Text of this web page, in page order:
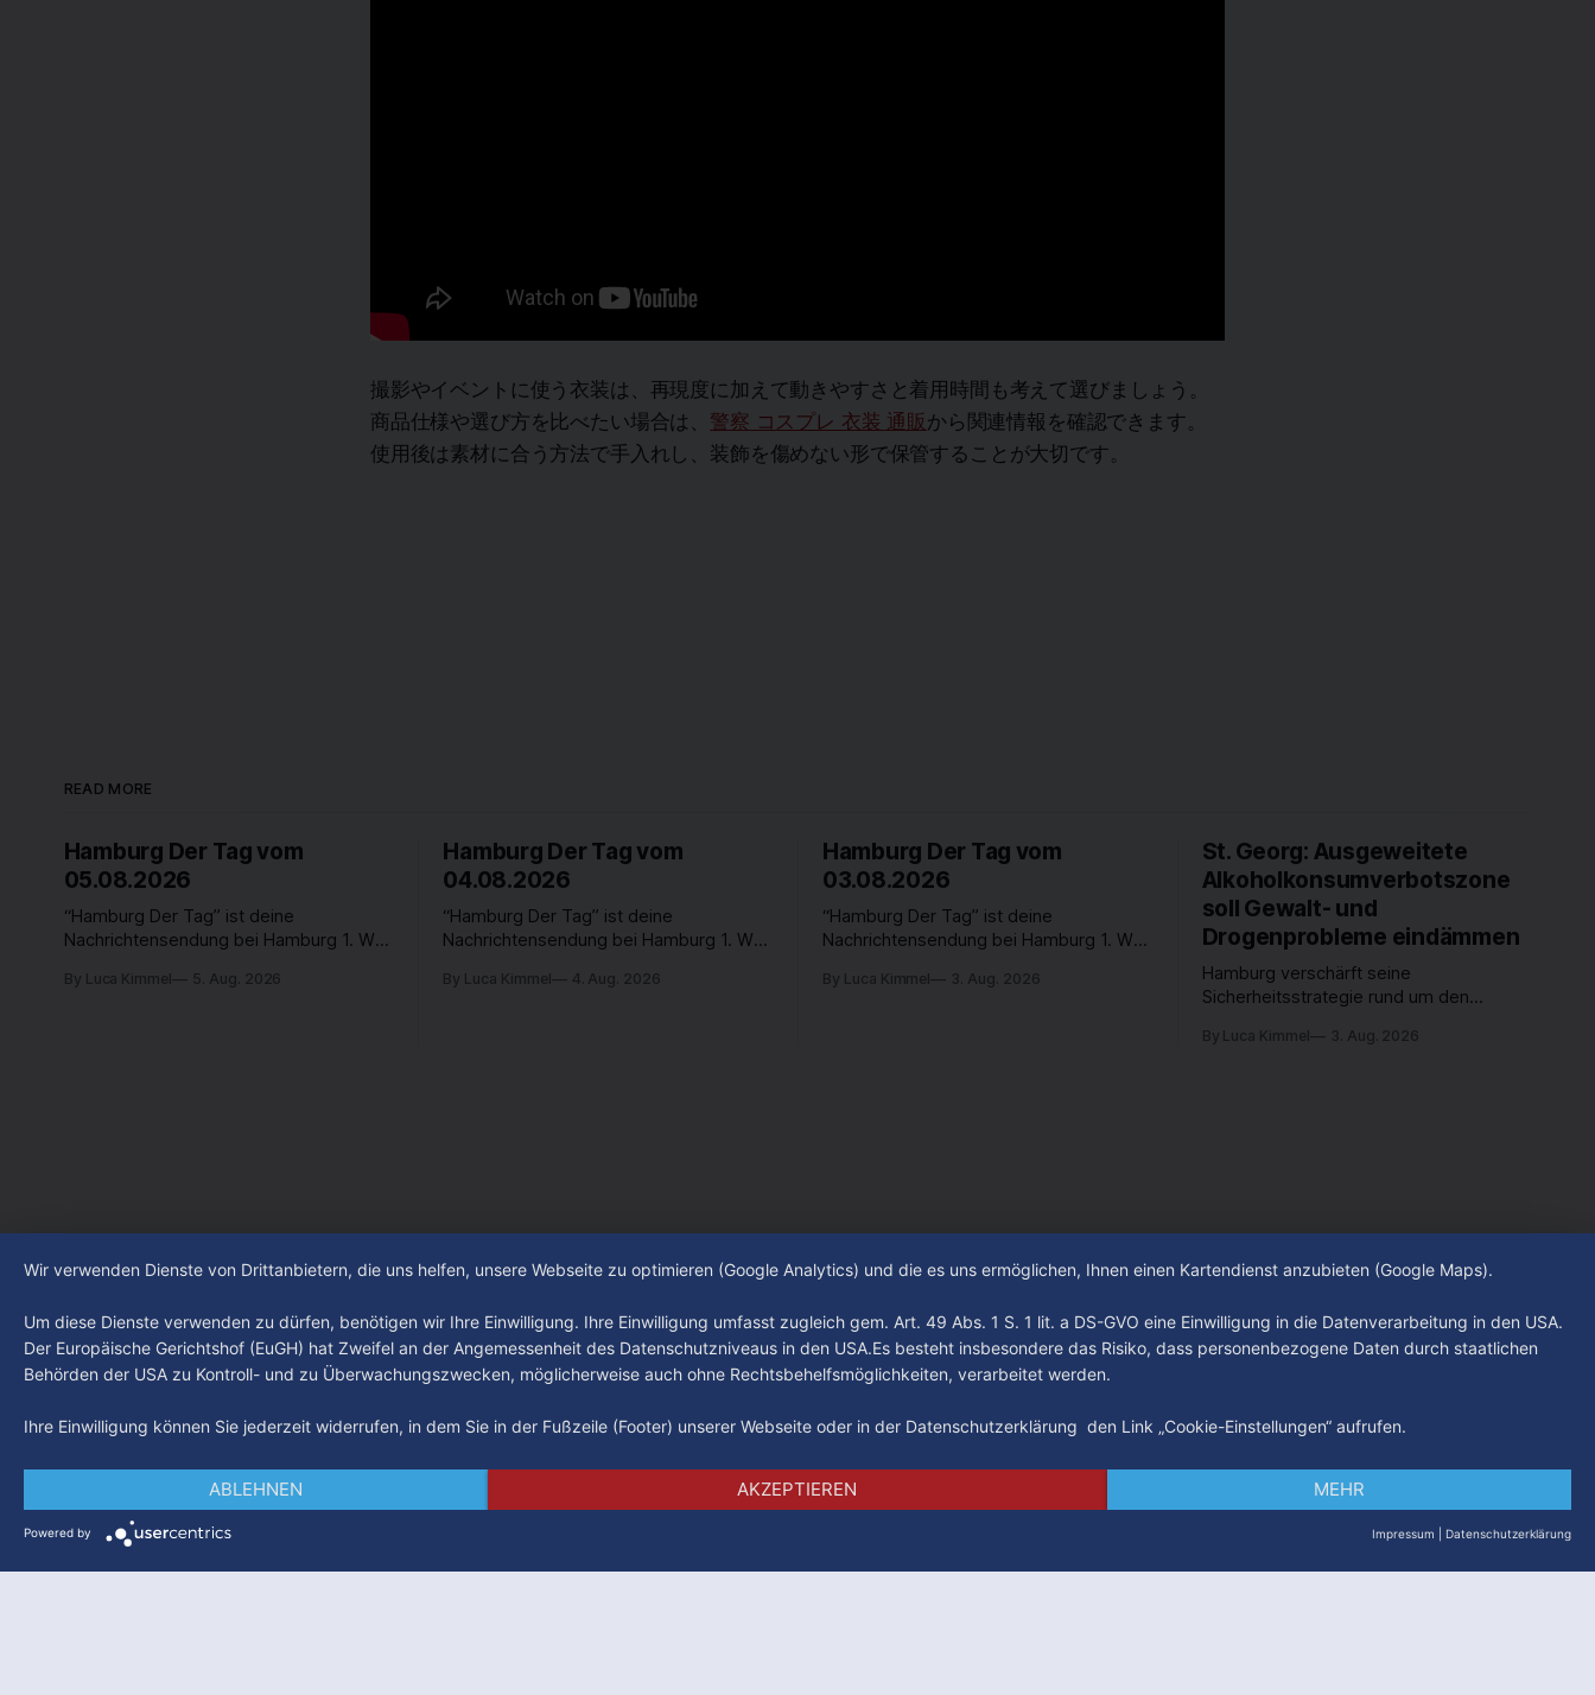
撮影やイベントに使う衣装は、再現度に加えて動きやすさと着用時間も考えて選びましょう。
商品仕様や選び方を比べたい場合は、 警察 コスプレ 衣装 通販 から関連情報を確認できます。
使用後は素材に合う方法で手入れし、装飾を傷めない形で保管することが大切です。
READ MORE
Hamburg Der Tag vom
05.08.2026
“Hamburg Der Tag” ist deine
Nachrichtensendung bei Hamburg 1. Was
beschäftigt die Hamburgerinnen und
By Luca Kimmel 5. Aug. 2026
Hamburg Der Tag vom
04.08.2026
“Hamburg Der Tag” ist deine
Nachrichtensendung bei Hamburg 1. Was
beschäftigt die Hamburgerinnen und
By Luca Kimmel 4. Aug. 2026
Hamburg Der Tag vom
03.08.2026
“Hamburg Der Tag” ist deine
Nachrichtensendung bei Hamburg 1. Was
beschäftigt die Hamburgerinnen und
By Luca Kimmel 3. Aug. 2026
St. Georg: Ausgeweitete
Alkoholkonsumverbotszone
soll Gewalt- und
Drogenprobleme eindämmen
Hamburg verschärft seine
Sicherheitsstrategie rund um den
das Alkoholkonsumverbot nicht mehr nur
By Luca Kimmel 3. Aug. 2026
ImpressumDatenschutzAGB
Wir verwenden Dienste von Drittanbietern, die uns helfen, unsere Webseite zu optimieren (Google Analytics) und die es uns ermöglichen, Ihnen einen Kartendienst anzubieten (Google Maps).
Um diese Dienste verwenden zu dürfen, benötigen wir Ihre Einwilligung. Ihre Einwilligung umfasst zugleich gem. Art. 49 Abs. 1 S. 1 lit. a DS-GVO eine Einwilligung in die Datenverarbeitung in den USA.
Der Europäische Gerichtshof (EuGH) hat Zweifel an der Angemessenheit des Datenschutzniveaus in den USA.Es besteht insbesondere das Risiko, dass personenbezogene Daten durch staatlichen
Behörden der USA zu Kontroll- und zu Überwachungszwecken, möglicherweise auch ohne Rechtsbehelfsmöglichkeiten, verarbeitet werden.
Ihre Einwilligung können Sie jederzeit widerrufen, in dem Sie in der Fußzeile (Footer) unserer Webseite oder in der Datenschutzerklärung den Link „Cookie-Einstellungen“ aufrufen.
ABLEHNEN AKZEPTIEREN MEHR
Powered by Impressum Datenschutzerklärung